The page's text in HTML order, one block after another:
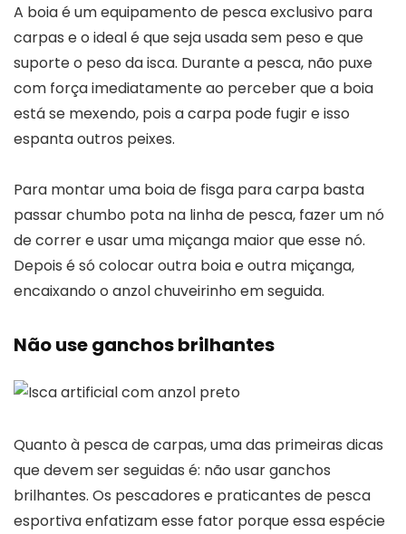
A boia é um equipamento de pesca exclusivo para
carpas e o ideal é que seja usada sem peso e que
suporte o peso da isca. Durante a pesca, não puxe
com força imediatamente ao perceber que a boia
está se mexendo, pois a carpa pode fugir e isso
espanta outros peixes.
Para montar uma boia de fisga para carpa basta
passar chumbo pota na linha de pesca, fazer um nó
de correr e usar uma miçanga maior que esse nó.
Depois é só colocar outra boia e outra miçanga,
encaixando o anzol chuveirinho em seguida.
Não use ganchos brilhantes
Quanto à pesca de carpas, uma das primeiras dicas
que devem ser seguidas é: não usar ganchos
brilhantes. Os pescadores e praticantes de pesca
esportiva enfatizam esse fator porque essa espécie